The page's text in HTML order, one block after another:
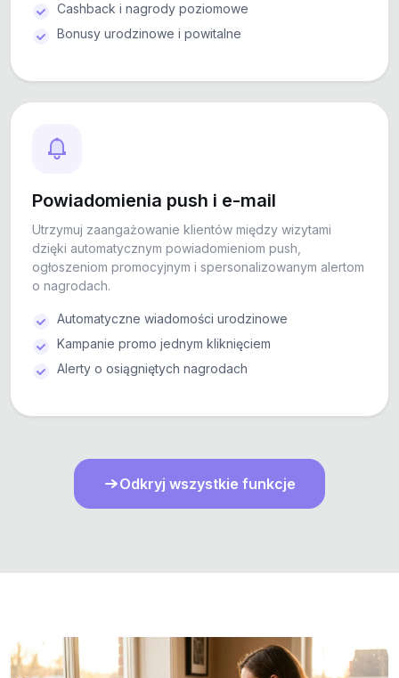
Cashback i nagrody poziomowe
Bonusy urodzinowe i powitalne
Powiadomienia push i e-mail
Utrzymuj zaangażowanie klientów między wizytami
dzięki automatycznym powiadomieniom push,
ogłoszeniom promocyjnym i spersonalizowanym alertom
o nagrodach.
Automatyczne wiadomości urodzinowe
Kampanie promo jednym kliknięciem
Alerty o osiągniętych nagrodach
Odkryj wszystkie funkcje